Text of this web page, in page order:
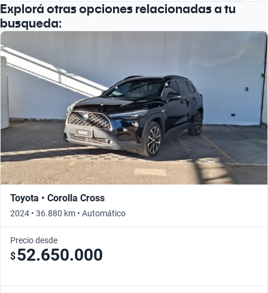
Explorá otras opciones relacionadas a tu
busqueda:
Toyota • Corolla Cross
2024 • 36.880 km • Automático
Precio desde
$52.650.000